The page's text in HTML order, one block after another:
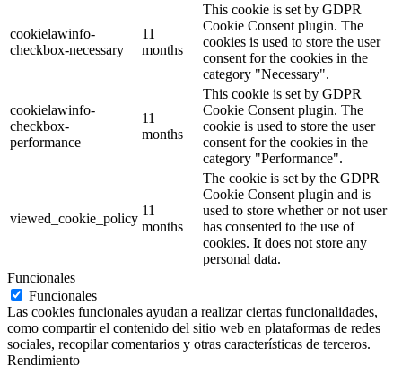
cookielawinfo-
checkbox-necessary
11
months
This cookie is set by GDPR
Cookie Consent plugin. The
cookies is used to store the user
consent for the cookies in the
category "Necessary".
cookielawinfo-
checkbox-
performance
11
months
This cookie is set by GDPR
Cookie Consent plugin. The
cookie is used to store the user
consent for the cookies in the
category "Performance".
viewed_cookie_policy
11
months
The cookie is set by the GDPR
Cookie Consent plugin and is
used to store whether or not user
has consented to the use of
cookies. It does not store any
personal data.
Funcionales
Funcionales
Las cookies funcionales ayudan a realizar ciertas funcionalidades,
como compartir el contenido del sitio web en plataformas de redes
sociales, recopilar comentarios y otras características de terceros.
Rendimiento